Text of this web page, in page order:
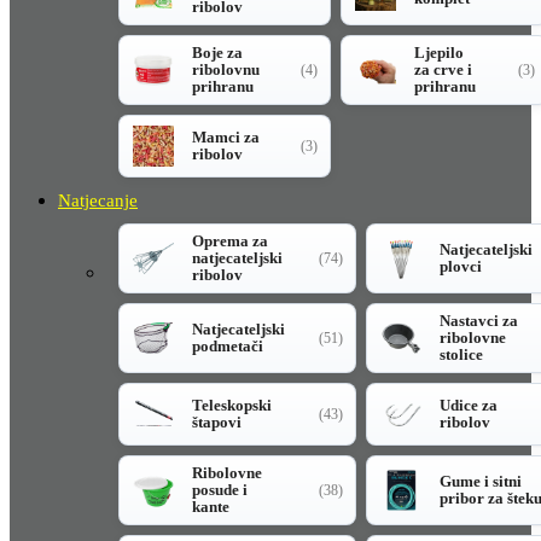
ribolov
Boje za
ribolovnu
prihranu
(4)
Ljepilo
za crve i
prihranu
(3)
Mamci za
ribolov
(3)
Natjecanje
Oprema za
natjecateljski
ribolov
(74)
Natjecateljski
plovci
Natjecateljski
podmetači
(51)
Nastavci za
ribolovne
stolice
Teleskopski
štapovi
(43)
Udice za
ribolov
Ribolovne
posude i
kante
(38)
Gume i sitni
pribor za šteku